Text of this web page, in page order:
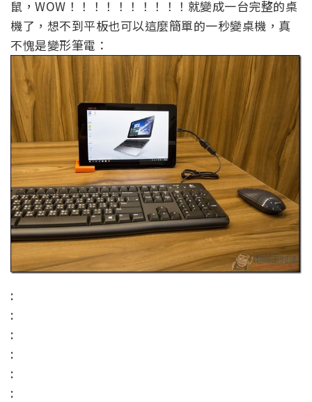
鼠，WOW！！！！！！！！！！就變成一台完整的桌
機了，想不到平板也可以這麼簡單的一秒變桌機，真
不愧是變形筆電：
:
:
:
:
:
: